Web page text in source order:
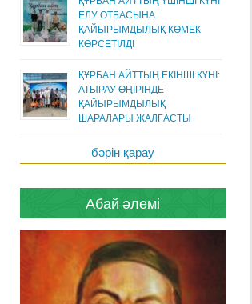
ЕЛУ ОТБАСЫНА
ҚАЙЫРЫМДЫЛЫҚ КӨМЕК
КӨРСЕТІЛДІ
ҚҰРБАН АЙТТЫҢ ЕКІНШІ КҮНІ:
АТЫРАУ ӨҢІРІНДЕ
ҚАЙЫРЫМДЫЛЫҚ
ШАРАЛАРЫ ЖАЛҒАСТЫ
бәрін қарау
Абай әлемі